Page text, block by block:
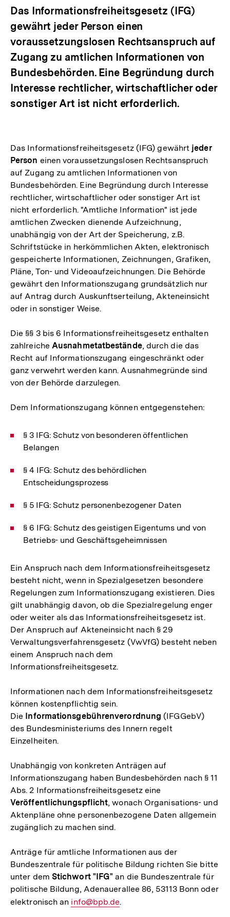
Das Informationsfreiheitsgesetz (IFG)
gewährt jeder Person einen
voraussetzungslosen Rechtsanspruch auf
Zugang zu amtlichen Informationen von
Bundesbehörden. Eine Begründung durch
Interesse rechtlicher, wirtschaftlicher oder
sonstiger Art ist nicht erforderlich.
Das Informationsfreiheitsgesetz (IFG) gewährt jeder
Person einen voraussetzungslosen Rechtsanspruch
auf Zugang zu amtlichen Informationen von
Bundesbehörden. Eine Begründung durch Interesse
rechtlicher, wirtschaftlicher oder sonstiger Art ist
nicht erforderlich. "Amtliche Information" ist jede
amtlichen Zwecken dienende Aufzeichnung,
unabhängig von der Art der Speicherung, z.B.
Schriftstücke in herkömmlichen Akten, elektronisch
gespeicherte Informationen, Zeichnungen, Grafiken,
Pläne, Ton- und Videoaufzeichnungen. Die Behörde
gewährt den Informationszugang grundsätzlich nur
auf Antrag durch Auskunftserteilung, Akteneinsicht
oder in sonstiger Weise.
Die §§ 3 bis 6 Informationsfreiheitsgesetz enthalten
zahlreiche Ausnahmetatbestände, durch die das
Recht auf Informationszugang eingeschränkt oder
ganz verwehrt werden kann. Ausnahmegründe sind
von der Behörde darzulegen.
Dem Informationszugang können entgegenstehen:
§ 3 IFG: Schutz von besonderen öffentlichen
Belangen
§ 4 IFG: Schutz des behördlichen
Entscheidungsprozess
§ 5 IFG: Schutz personenbezogener Daten
§ 6 IFG: Schutz des geistigen Eigentums und von
Betriebs- und Geschäftsgeheimnissen
Ein Anspruch nach dem Informationsfreiheitsgesetz
besteht nicht, wenn in Spezialgesetzen besondere
Regelungen zum Informationszugang existieren. Dies
gilt unabhängig davon, ob die Spezialregelung enger
oder weiter als das Informationsfreiheitsgesetz ist.
Der Anspruch auf Akteneinsicht nach § 29
Verwaltungsverfahrensgesetz (VwVfG) besteht neben
einem Anspruch nach dem
Informationsfreiheitsgesetz.
Informationen nach dem Informationsfreiheitsgesetz
können kostenpflichtig sein.
Die Informationsgebührenverordnung (IFGGebV)
des Bundesministeriums des Innern regelt
Einzelheiten.
Unabhängig von konkreten Anträgen auf
Informationszugang haben Bundesbehörden nach § 11
Abs. 2 Informationsfreiheitsgesetz eine
Veröffentlichungspflicht, wonach Organisations- und
Aktenpläne ohne personenbezogene Daten allgemein
zugänglich zu machen sind.
Anträge für amtliche Informationen aus der
Bundeszentrale für politische Bildung richten Sie bitte
unter dem Stichwort "IFG" an die Bundeszentrale für
politische Bildung, Adenauerallee 86, 53113 Bonn oder
elektronisch an E-
info@bpb.de.